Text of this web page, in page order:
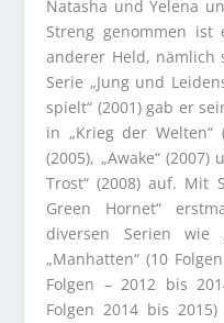
Natasha und Yelena
Streng genommen
anderer Held, nämlich
Serie „Jung und
spielt“ (2001) gab er
in „Krieg der Welten“
(2005), „Awake“
Trost“ (2008) auf. Mit
Green Hornet“
diversen Serien wie
„Manhatten“ (10
Folgen – 2012 bis
Folgen 2014 bis